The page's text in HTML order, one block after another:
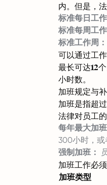
内。但是，
标准每日工
标准每周工
标准工作周：
可以通过工
最长可达12
小时数。
加班规定与
加班是指超
法律对员工
每年最大加
300小时，
强制加班：
加班工作必
加班类型